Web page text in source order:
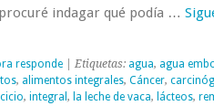
indagar qué podía …
responde| Etiquetas: agua, agua
, alimentos integrales, Cáncer,
, integral , la leche de vaca, lácteos,